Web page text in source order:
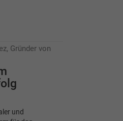
Gründer von
und